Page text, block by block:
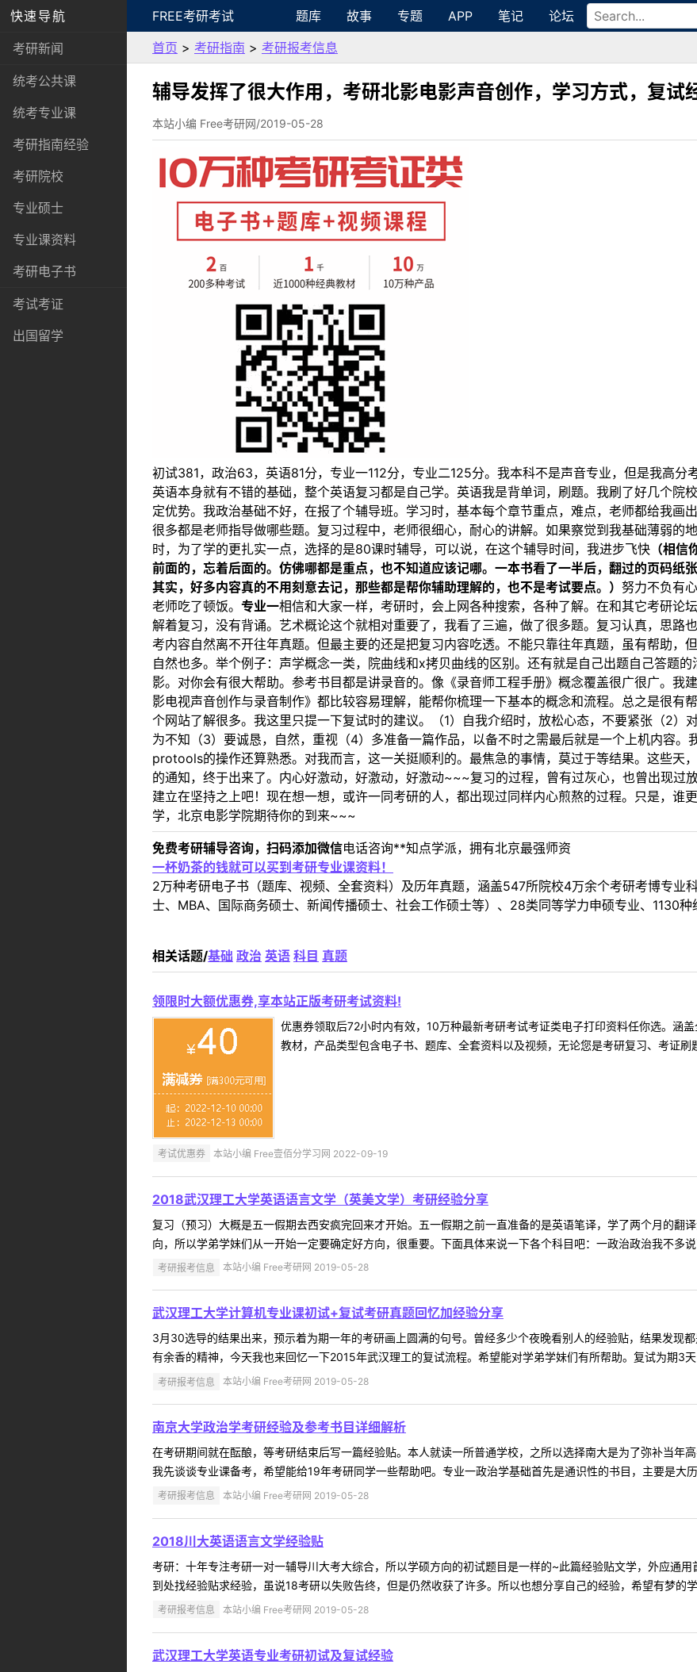
快速导航
考研新闻
统考公共课
统考专业课
考研指南经验
考研院校
专业硕士
专业课资料
考研电子书
考试考证
出国留学
FREE考研考试 题库 故事 专题 APP 笔记 论坛
首页 > 考研指南 > 考研报考信息
辅导发挥了很大作用，考研北影电影声音创作，学习方式，复试
本站小编 Free考研网/2019-05-28
初试381，政治63，英语81分，专业一112分，专业二125分。我本科不是声音专业，但是我高
英语本身就有不错的基础，整个英语复习都是自己学。英语我是背单词，刷题。我刷了好几个院
定优势。我政治基础不好，在报了个辅导班。学习时，基本每个章节重点，难点，老师都给我画
很多都是老师指导做哪些题。复习过程中，老师很细心，耐心的讲解。如果察觉到我基础薄弱的
时，为了学的更扎实一点，选择的是80课时辅导，可以说，在这个辅导时间，我进步飞快 （相
前面的，忘着后面的。仿佛哪都是重点，也不知道应该记哪。一本书看了一半后，翻过的页码纸
其实，好多内容真的不用刻意去记，那些都是帮你辅助理解的，也不是考试要点。） 努力不负有
老师吃了顿饭。 专业一相信和大家一样，考研时，会上网各种搜索，各种了解。在和其它考研论
解着复习，没有背诵。艺术概论这个就相对重要了，我看了三遍，做了很多题。复习认真，思路
考内容自然离不开往年真题。但最主要的还是把复习内容吃透。不能只靠往年真题，虽有帮助，
自然也多。举个例子：声学概念一类，院曲线和x拷贝曲线的区别。还有就是自己出题自己答题
影。对你会有很大帮助。参考书目都是讲录音的。像《录音师工程手册》概念覆盖很广很广。我
影电视声音创作与录音制作》都比较容易理解，能帮你梳理一下基本的概念和流程。总之是很有帮
个网站了解很多。我这里只提一下复试时的建议。（1）自我介绍时，放松心态，不要紧张（2）
为不知（3）要诚恳，自然，重视（4）多准备一篇作品，以备不时之需最后就是一个上机内容
protools的操作还算熟悉。对我而言，这一关挺顺利的。最焦急的事情，莫过于等结果。这些天
的通知，终于出来了。内心好激动，好激动，好激动~~~复习的过程，曾有过灰心，也曾出现过
建立在坚持之上吧！现在想一想，或许一同考研的人，都出现过同样内心煎熬的过程。只是，谁
学，北京电影学院期待你的到来~~~
免费考研辅导咨询，扫码添加微信电话咨询**知点学派，拥有北京最强师资
一杯奶茶的钱就可以买到考研专业课资料！
2万种考研电子书（题库、视频、全套资料）及历年真题，涵盖547所院校4万余个考研考博专业
士、MBA、国际商务硕士、新闻传播硕士、社会工作硕士等）、28类同等学力申硕专业、1130种
相关话题/基础 政治 英语 科目 真题
领限时大额优惠券,享本站正版考研考试资料!
优惠券领取后72小时内有效，10万种最新考研考试考证类电子打印资料任你选。涵
教材，产品类型包含电子书、题库、全套资料以及视频，无论您是考研复习、考证
考试优惠券 本站小编 Free壹佰分学习网 2022-09-19
2018武汉理工大学英语语言文学（英美文学）考研经验分享
复习（预习）大概是五一假期去西安疯完回来才开始。五一假期之前一直准备的是英语笔译，学了两个月的翻
向，所以学弟学妹们从一开始一定要确定好方向，很重要。下面具体来说一下各个科目吧：一政治政治我不多
考研报考信息 本站小编 Free考研网 2019-05-28
武汉理工大学计算机专业课初试+复试考研真题回忆加经验分享
3月30选导的结果出来，预示着为期一年的考研画上圆满的句号。曾经多少个夜晚看别人的经验贴，结果发现
有余香的精神，今天我也来回忆一下2015年武汉理工的复试流程。希望能对学弟学妹们有所帮助。复试为期3
考研报考信息 本站小编 Free考研网 2019-05-28
南京大学政治学考研经验及参考书目详细解析
在考研期间就在酝酿，等考研结束后写一篇经验贴。本人就读一所普通学校，之所以选择南大是为了弥补当年
我先谈谈专业课备考，希望能给19年考研同学一些帮助吧。专业一政治学基础首先是通识性的书目，主要是大
考研报考信息 本站小编 Free考研网 2019-05-28
2018川大英语语言文学经验贴
考研：十年专注考研一对一辅导川大考大综合，所以学硕方向的初试题目是一样的~此篇经验贴文学，外应通
到处找经验贴求经验，虽说18考研以失败告终，但是仍然收获了许多。所以也想分享自己的经验，希望有梦的
考研报考信息 本站小编 Free考研网 2019-05-28
武汉理工大学英语专业考研初试及复试经验